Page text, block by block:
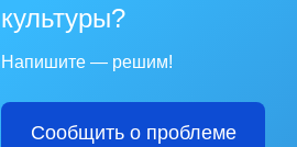
культуры?
Напишите — решим!
Сообщить о проблеме